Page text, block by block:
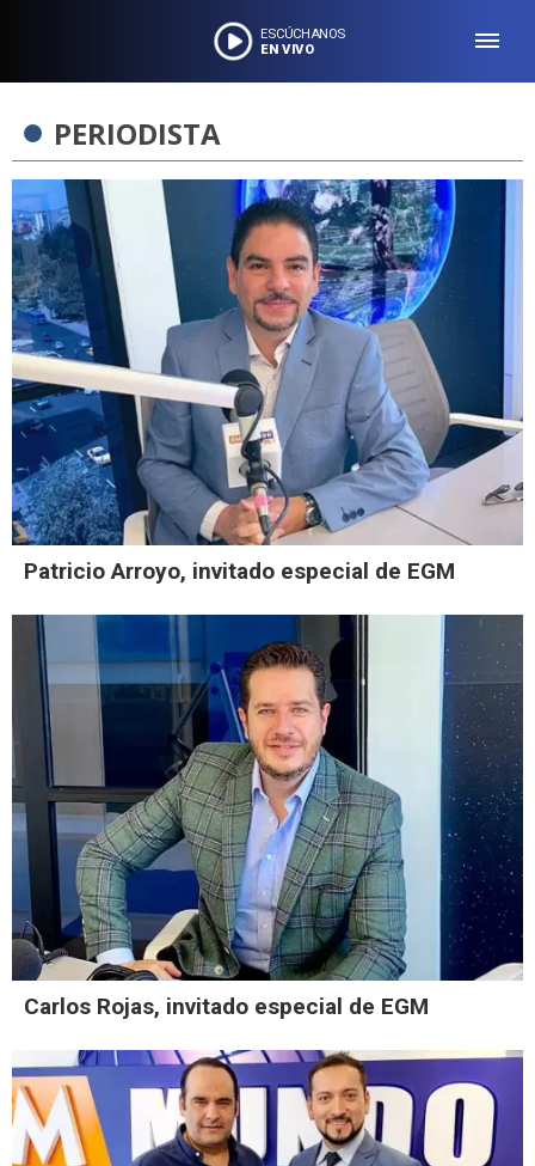
ESCÚCHANOS
EN VIVO
PERIODISTA
Patricio Arroyo, invitado especial de EGM
Carlos Rojas, invitado especial de EGM